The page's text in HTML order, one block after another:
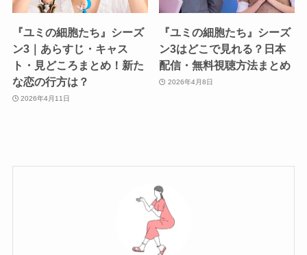
『ユミの細胞たち』シーズ
ン3｜あらすじ・キャス
ト・見どころまとめ！新た
な恋の行方は？
2026年4月11日
『ユミの細胞たち』シーズ
ン3はどこで見れる？日本
配信・無料視聴方法まとめ
2026年4月8日